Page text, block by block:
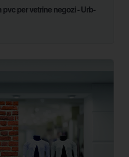
per vetrine negozi - Urb-